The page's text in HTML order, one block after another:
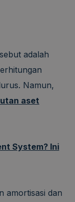
adalah
Namun,
aset
System? Ini
amortisasi dan